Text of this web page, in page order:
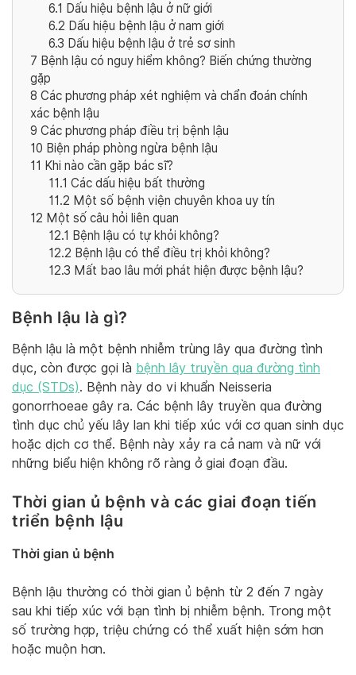
6.1 Dấu hiệu bệnh lậu ở nữ giới
6.2 Dấu hiệu bệnh lậu ở nam giới
6.3 Dấu hiệu bệnh lậu ở trẻ sơ sinh
7 Bệnh lậu có nguy hiểm không? Biến chứng thường
gặp
8 Các phương pháp xét nghiệm và chẩn đoán chính
xác bệnh lậu
9 Các phương pháp điều trị bệnh lậu
10 Biện pháp phòng ngừa bệnh lậu
11 Khi nào cần gặp bác sĩ?
11.1 Các dấu hiệu bất thường
11.2 Một số bệnh viện chuyên khoa uy tín
12 Một số câu hỏi liên quan
12.1 Bệnh lậu có tự khỏi không?
12.2 Bệnh lậu có thể điều trị khỏi không?
12.3 Mất bao lâu mới phát hiện được bệnh lậu?
Bệnh lậu là gì?
Bệnh lậu là một bệnh nhiễm trùng lây qua đường tình
dục, còn được gọi là bệnh lây truyền qua đường tình
dục (STDs). Bệnh này do vi khuẩn Neisseria
gonorrhoeae gây ra. Các bệnh lây truyền qua đường
tình dục chủ yếu lây lan khi tiếp xúc với cơ quan sinh dục
hoặc dịch cơ thể. Bệnh này xảy ra cả nam và nữ với
những biểu hiện không rõ ràng ở giai đoạn đầu.
Thời gian ủ bệnh và các giai đoạn tiến
triển bệnh lậu
Thời gian ủ bệnh
Bệnh lậu thường có thời gian ủ bệnh từ 2 đến 7 ngày
sau khi tiếp xúc với bạn tình bị nhiễm bệnh. Trong một
số trường hợp, triệu chứng có thể xuất hiện sớm hơn
hoặc muộn hơn.